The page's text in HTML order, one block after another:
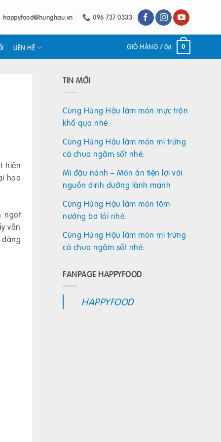
happyfood@hunghau.vn 096 737 0333
LIÊN HỆ GIỎ HÀNG /0₫ 0
hiện
hoa
ngọt
vẫn
TIN MỚI
Cùng Hùng Hậu làm món mực trộn
khổ qua nhé.
Cùng Hùng Hậu làm món mì trứng
cà chua ngâm sốt nhé.
Mì đậu nành – Món ăn tiện lợi với
nguồn dinh dưỡng lành mạnh
Cùng Hùng Hậu làm món tôm
nướng bơ tỏi nhé.
Cùng Hùng Hậu làm món mì trứng
cà chua ngâm sốt nhé.
FANPAGE HAPPYFOOD
HAPPYFOOD